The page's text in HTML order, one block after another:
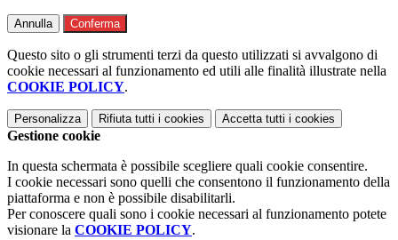
Annulla Conferma
Questo sito o gli strumenti terzi da questo utilizzati si avvalgono di
cookie necessari al funzionamento ed utili alle finalità illustrate nella
COOKIE POLICY.
Personalizza Rifiuta tutti i cookies Accetta tutti i cookies
Gestione cookie
In questa schermata è possibile scegliere quali cookie consentire.
I cookie necessari sono quelli che consentono il funzionamento della
piattaforma e non è possibile disabilitarli.
Per conoscere quali sono i cookie necessari al funzionamento potete
visionare la COOKIE POLICY.